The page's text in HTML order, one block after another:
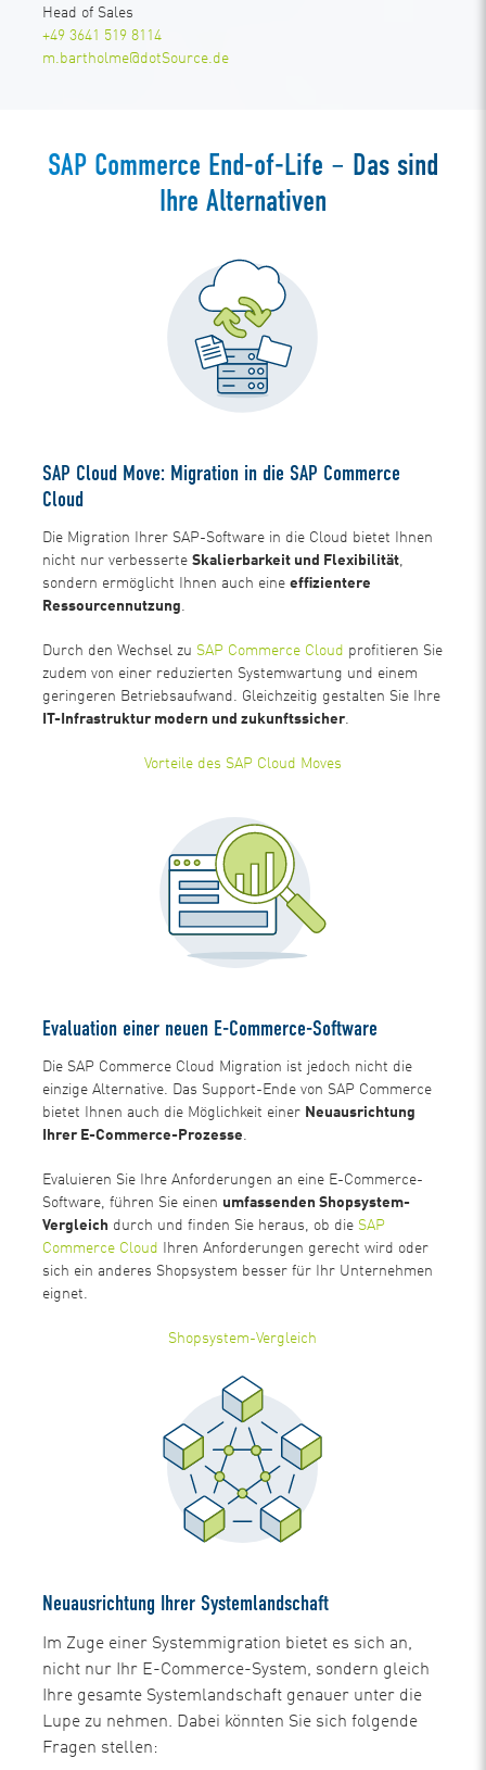
Head of Sales
+49 3641 519 8114
m.bartholme@dotSource.de
SAP Commerce End-of-Life – Das sind
Ihre Alternativen
SAP Cloud Move: Migration in die SAP Commerce
Cloud
Die Migration Ihrer SAP-Software in die Cloud bietet Ihnen
nicht nur verbesserteSkalierbarkeit und Flexibilität,
sondern ermöglicht Ihnen auch eineeffizientere
Ressourcennutzung.
Durch den Wechsel zu SAP Commerce Cloud profitieren Sie
zudem von einer reduzierten Systemwartung und einem
geringeren Betriebsaufwand. Gleichzeitig gestalten Sie Ihre
IT-Infrastruktur modern und zukunftssicher.
Vorteile des SAP Cloud Moves
Evaluation einer neuen E-Commerce-Software
Die SAP Commerce Cloud Migration ist jedoch nicht die
einzige Alternative. Das Support-Ende von SAP Commerce
bietet Ihnen auch die Möglichkeit einer Neuausrichtung
Ihrer E-Commerce-Prozesse.
Evaluieren Sie Ihre Anforderungen an eine E-Commerce-
Software, führen Sie einen umfassenden Shopsystem-
Vergleich durch und finden Sie heraus, ob die SAP
Commerce Cloud
Ihren Anforderungen gerecht wird oder
sich ein anderes Shopsystem besser für Ihr Unternehmen
eignet.
Shopsystem-Vergleich
Neuausrichtung Ihrer Systemlandschaft
Im Zuge einer Systemmigration bietet es sich an,
nicht nur Ihr E-Commerce-System, sondern gleich
Ihre gesamte Systemlandschaft genauer unter die
Lupe zu nehmen. Dabei könnten Sie sich folgende
Fragen stellen: